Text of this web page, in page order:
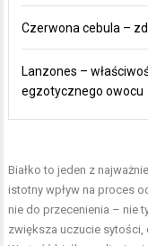
Czerwona cebula –
Lanzones –
egzotycznego owocu
Białko to jeden z
istotny wpływ na proces
nie do przecenienia – nie
zwiększa uczucie sytości,